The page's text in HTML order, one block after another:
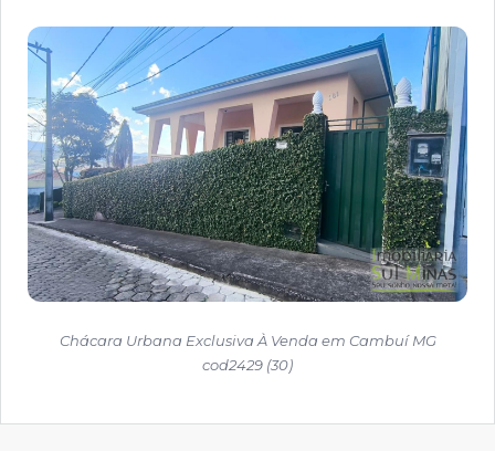
Chácara Urbana Exclusiva À Venda em Cambuí MG
cod2429 (30)